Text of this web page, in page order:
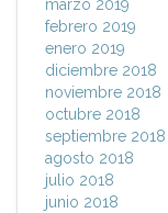
marzo 2019
febrero 2019
enero 2019
diciembre 2018
noviembre 2018
octubre 2018
septiembre 2018
agosto 2018
julio 2018
junio 2018